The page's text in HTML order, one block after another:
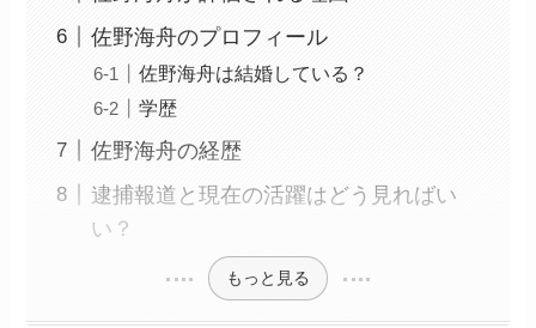
佐野海舟のプロフィール
佐野海舟は結婚している？
学歴
佐野海舟の経歴
逮捕報道と現在の活躍はどう見ればい
い？
もっと見る